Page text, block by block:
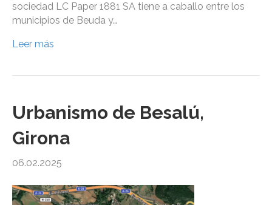
sociedad LC Paper 1881 SA tiene a caballo entre los
municipios de Beuda y…
Leer más
Urbanismo de Besalú,
Girona
06.02.2025